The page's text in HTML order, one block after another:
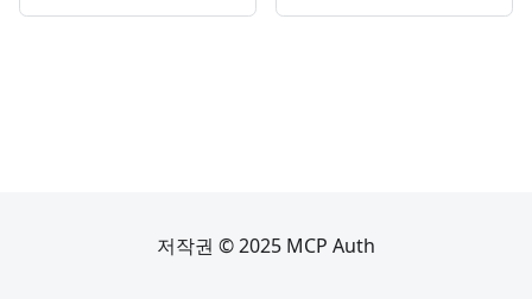
저작권 © 2025 MCP Auth